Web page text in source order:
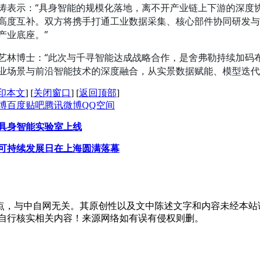
表示：“具身智能的规模化落地，离不开产业链上下游的深
度互补。双方将携手打通工业数据采集、核心部件协同研
业底座。”
林博士：“此次与千寻智能达成战略合作，是舍弗勒持续加
场景与前沿智能技术的深度融合，从实景数据赋能、模型
本文] [关闭窗口] [返回顶部]
百度贴吧腾讯微博QQ空间
身智能实验室上线
持续发展日在上海圆满落幕
中自网无关。其原创性以及文中陈述文字和内容未经本
行核实相关内容！来源网络如有误有侵权则删。